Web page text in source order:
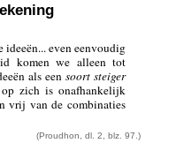
ideeën... even eenvoudig
komen we alleen tot
als eensoort steiger
zich is onafhankelijk
vrij van de combinaties
(Proudhon, dl. 2, blz. 97.)